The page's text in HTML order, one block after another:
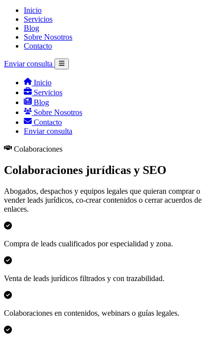
Inicio
Servicios
Blog
Sobre Nosotros
Contacto
Enviar consulta
Inicio
Servicios
Blog
Sobre Nosotros
Contacto
Enviar consulta
Colaboraciones
Colaboraciones jurídicas y SEO
Abogados, despachos y equipos legales que quieran comprar o
vender leads jurídicos, co-crear contenidos o cerrar acuerdos de
enlaces.
Compra de leads cualificados por especialidad y zona.
Venta de leads jurídicos filtrados y con trazabilidad.
Colaboraciones en contenidos, webinars o guías legales.